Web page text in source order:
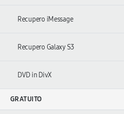
Recupero iMessage
Recupero Galaxy S3
DVD in DivX
GRATUITO